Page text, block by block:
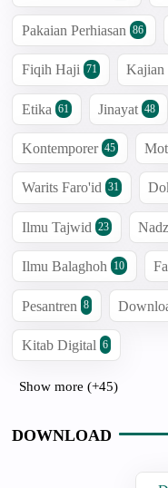
Pakaian Perhiasan 86
Fiqih Haji 71 Kajian
Etika 61 Jinayat 48
Kontemporer 45
Warits Faro'id 31
Ilmu Tajwid 23
Ilmu Balaghoh 10
Pesantren 8
Kitab Digital 6
Show more (+45)
DOWNLOAD